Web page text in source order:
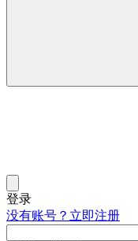
登录
没有账号？立即注册